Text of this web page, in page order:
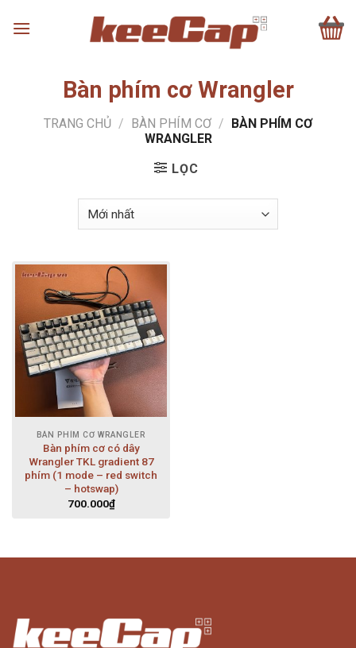
Bàn phím cơ Wrangler
TRANG CHỦ / BÀN PHÍM CƠ /
BÀN PHÍM CƠ
WRANGLER
LỌC
BÀN PHÍM CƠ WRANGLER
Bàn phím cơ có dây
Wrangler TKL gradient 87
phím (1 mode – red switch
– hotswap)
700.000₫